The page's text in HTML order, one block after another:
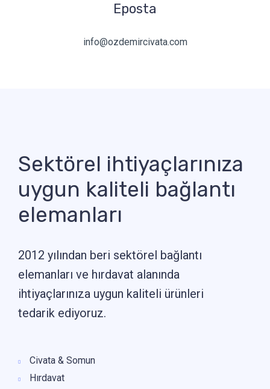
Eposta
info@ozdemircivata.com
Sektörel ihtiyaçlarınıza
uygun kaliteli bağlantı
elemanları
2012 yılından beri sektörel bağlantı
elemanları ve hırdavat alanında
ihtiyaçlarınıza uygun kaliteli ürünleri
tedarik ediyoruz.
Civata & Somun
Hırdavat